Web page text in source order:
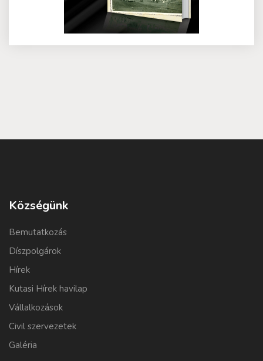
Községünk
Bemutatkozás
Díszpolgárok
Hírek
Kutasi Hírek havilap
Vállalkozások
Civil szervezetek
Galéria